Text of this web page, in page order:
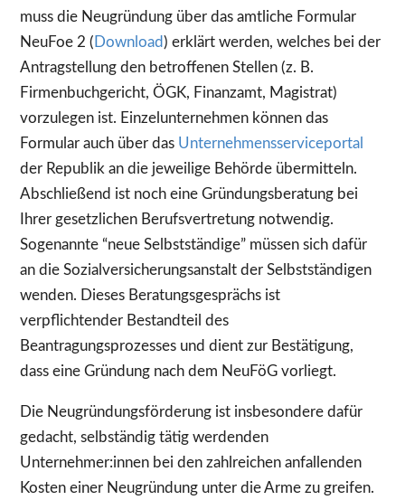
muss die Neugründung über das amtliche Formular
NeuFoe 2 ( Download ) erklärt werden, welches bei der
Antragstellung den betroffenen Stellen (z. B.
Firmenbuchgericht, ÖGK, Finanzamt, Magistrat)
vorzulegen ist. Einzelunternehmen können das
Formular auch über das Unternehmensserviceportal
der Republik an die jeweilige Behörde übermitteln.
Abschließend ist noch eine Gründungsberatung bei
Ihrer gesetzlichen Berufsvertretung notwendig.
Sogenannte “neue Selbstständige” müssen sich dafür
an die Sozialversicherungsanstalt der Selbstständigen
wenden. Dieses Beratungsgesprächs ist
verpflichtender Bestandteil des
Beantragungsprozesses und dient zur Bestätigung,
dass eine Gründung nach dem NeuFöG vorliegt.
Die Neugründungsförderung ist insbesondere dafür
gedacht, selbständig tätig werdenden
Unternehmer:innen bei den zahlreichen anfallenden
Kosten einer Neugründung unter die Arme zu greifen.